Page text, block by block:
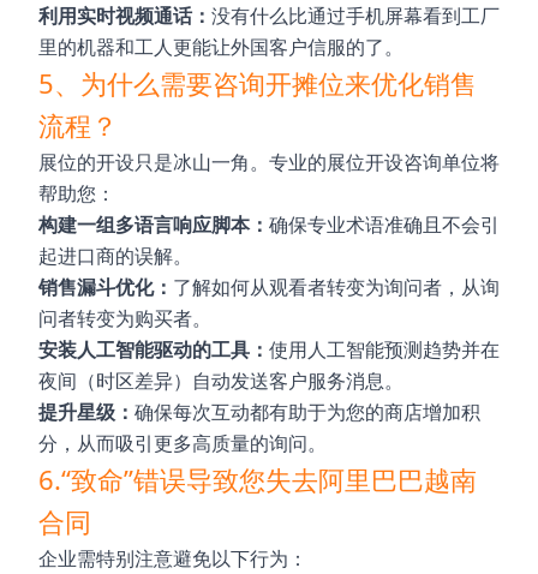
利用实时视频通话： 没有什么比通过手机屏幕看到工厂
里的机器和工人更能让外国客户信服的了。
5、为什么需要咨询开摊位来优化销售
流程？
展位的开设只是冰山一角。专业的展位开设咨询单位将
帮助您：
构建一组多语言响应脚本： 确保专业术语准确且不会引
起进口商的误解。
销售漏斗优化： 了解如何从观看者转变为询问者，从询
问者转变为购买者。
安装人工智能驱动的工具： 使用人工智能预测趋势并在
夜间（时区差异）自动发送客户服务消息。
提升星级： 确保每次互动都有助于为您的商店增加积
分，从而吸引更多高质量的询问。
6.“致命”错误导致您失去阿里巴巴越南
合同
企业需特别注意避免以下行为：